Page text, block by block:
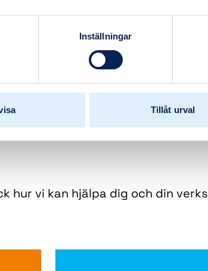
Inställningar
Tillåt urval
kräver
hur vi kan hjälpa dig och din